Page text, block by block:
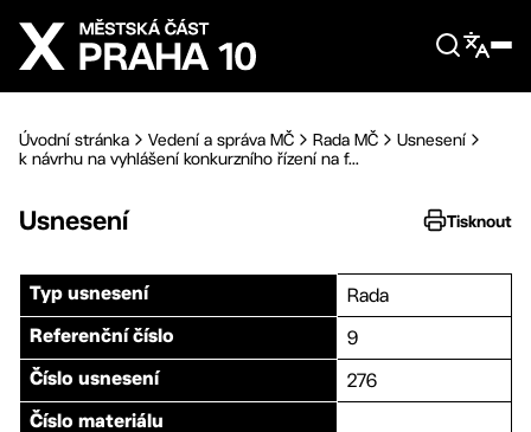
Přejít na hlavní obsah
Úvodní stránka Vedení a správa MČ Rada MČ
Usnesení
k návrhu na vyhlášení konkurzního řízení na f...
Usnesení Tisknout
Typ usnesení Rada
Referenční číslo 9
Číslo usnesení 276
Číslo materiálu